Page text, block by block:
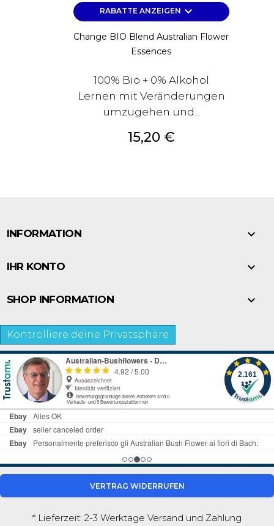
RABATTE ANZEIGEN keyboard_arrow_down
Change BIO Blend Australian Flower
Essences
100% Bio + 0% Alkohol
Lernen mit Veränderungen
umzugehen und...
Preis
15,20 €
INFORMATION 
IHR KONTO 
SHOP INFORMATION 
Kontrolliere deine Privatsphäre
VERTRAG WIDERRUFEN
* Lieferzeit: 2-3 Werktage Versand und Zahlung